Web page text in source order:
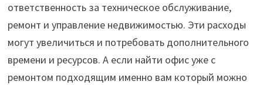
ответственность за техническое обслуживание,
ремонт и управление недвижимостью. Эти расходы
могут увеличиться и потребовать дополнительного
времени и ресурсов. А если найти офис уже с
ремонтом подходящим именно вам который можно